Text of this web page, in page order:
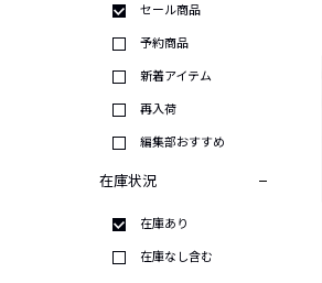
セール商品
予約商品
新着アイテム
再入荷
編集部おすすめ
在庫状況
在庫あり
在庫なし含む